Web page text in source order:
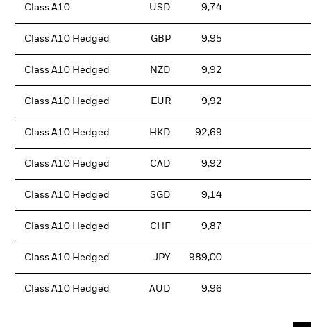
Class A10 USD 9,74
Class A10 Hedged GBP 9,95
Class A10 Hedged NZD 9,92
Class A10 Hedged EUR 9,92
Class A10 Hedged HKD 92,69
Class A10 Hedged CAD 9,92
Class A10 Hedged SGD 9,14
Class A10 Hedged CHF 9,87
Class A10 Hedged JPY 989,00
Class A10 Hedged AUD 9,96